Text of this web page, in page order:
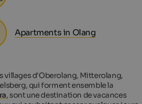
Apartments in Olang
villages d'Oberolang, Mitterolang,
qui forment ensemble la
, sont une destination de vacances